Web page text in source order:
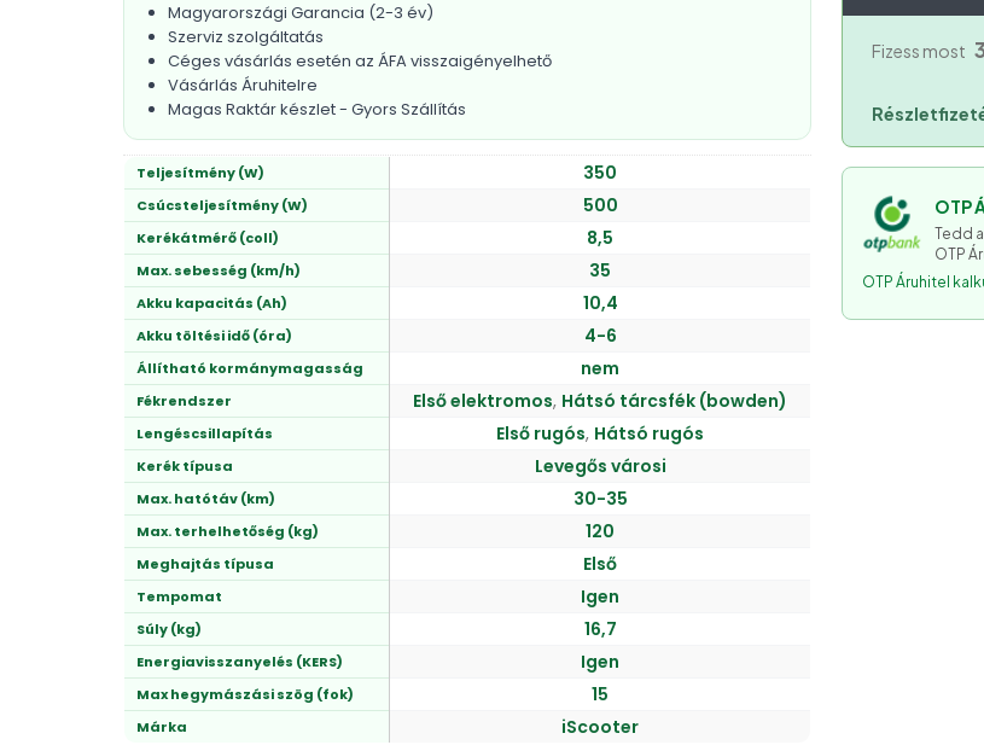
Magyarországi Garancia (2-3 év)
Szerviz szolgáltatás
Céges vásárlás esetén az ÁFA visszaigényelhető
Vásárlás Áruhitelre
Magas Raktár készlet - Gyors Szállítás
Teljesítmény (W) 350
Csúcsteljesítmény (W) 500
Kerékátmérő (coll) 8,5
Max. sebesség (km/h) 35
Akku kapacitás (Ah) 10,4
Akku töltési idő (óra) 4-6
Állítható kormánymagasság nem
Fékrendszer Első elektromos, Hátsó tárcsfék (bowden)
Lengéscsillapítás Első rugós, Hátsó rugós
Kerék típusa Levegős városi
Max. hatótáv (km) 30-35
Max. terhelhetőség (kg) 120
Meghajtás típusa Első
Tempomat Igen
Súly (kg) 16,7
Energiavisszanyelés (KERS) Igen
Max hegymászási szög (fok) 15
Márka iScooter
Fizess most
OTP
Tedd
OTP
OTP Áruhitel